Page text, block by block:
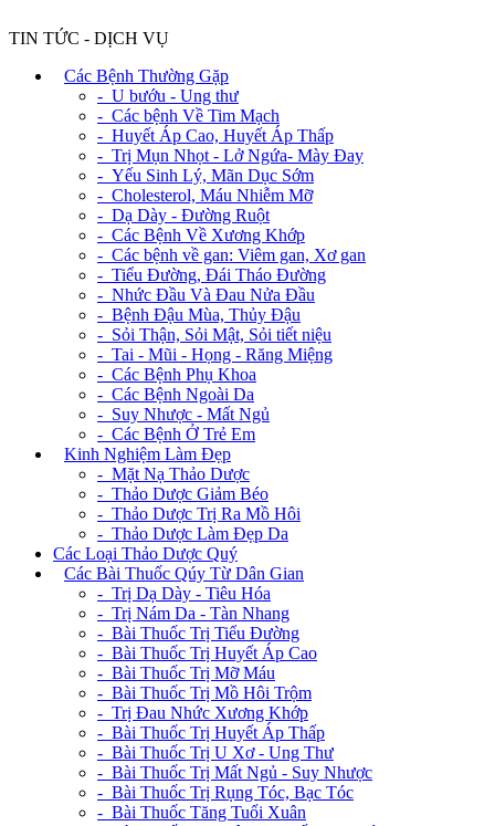
TIN TỨC - DỊCH VỤ
Các Bệnh Thường Gặp
- U bướu - Ung thư
- Các bệnh Về Tim Mạch
- Huyết Áp Cao, Huyết Áp Thấp
- Trị Mụn Nhọt - Lở Ngứa- Mày Đay
- Yếu Sinh Lý, Mãn Dục Sớm
- Cholesterol, Máu Nhiễm Mỡ
- Dạ Dày - Đường Ruột
- Các Bệnh Về Xương Khớp
- Các bệnh về gan: Viêm gan, Xơ gan
- Tiểu Đường, Đái Tháo Đường
- Nhức Đầu Và Đau Nửa Đầu
- Bệnh Đậu Mùa, Thủy Đậu
- Sỏi Thận, Sỏi Mật, Sỏi tiết niệu
- Tai - Mũi - Họng - Răng Miệng
- Các Bệnh Phụ Khoa
- Các Bệnh Ngoài Da
- Suy Nhược - Mất Ngủ
- Các Bệnh Ở Trẻ Em
Kinh Nghiệm Làm Đẹp
- Mặt Nạ Thảo Dược
- Thảo Dược Giảm Béo
- Thảo Dược Trị Ra Mồ Hôi
- Thảo Dược Làm Đẹp Da
Các Loại Thảo Dược Quý
Các Bài Thuốc Qúy Từ Dân Gian
- Trị Dạ Dày - Tiêu Hóa
- Trị Nám Da - Tàn Nhang
- Bài Thuốc Trị Tiểu Đường
- Bài Thuốc Trị Huyết Áp Cao
- Bài Thuốc Trị Mỡ Máu
- Bài Thuốc Trị Mồ Hôi Trộm
- Trị Đau Nhức Xương Khớp
- Bài Thuốc Trị Huyết Áp Thấp
- Bài Thuốc Trị U Xơ - Ung Thư
- Bài Thuốc Trị Mất Ngủ - Suy Nhược
- Bài Thuốc Trị Rụng Tóc, Bạc Tóc
- Bài Thuốc Tăng Tuổi Xuân